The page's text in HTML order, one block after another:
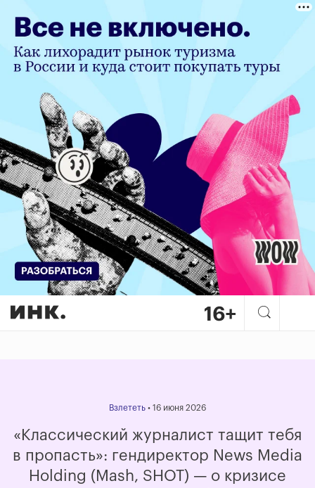
«Классический журналист
Взлететь • 16 июня 2026
«Классический журналист тащит тебя
в пропасть»: гендиректор News Media
Holding (Mash, SHOT) — о кризисе